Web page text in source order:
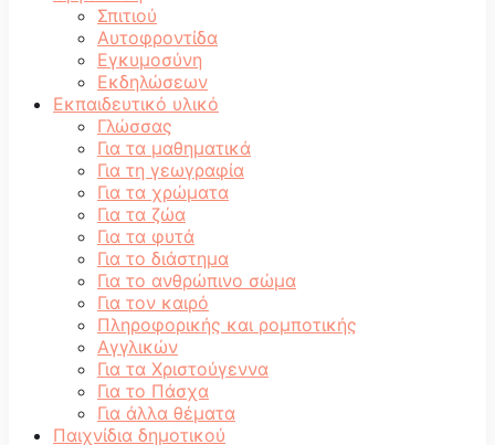
Σπιτιού
Αυτοφροντίδα
Εγκυμοσύνη
Εκδηλώσεων
Εκπαιδευτικό υλικό
Γλώσσας
Για τα μαθηματικά
Για τη γεωγραφία
Για τα χρώματα
Για τα ζώα
Για τα φυτά
Για το διάστημα
Για το ανθρώπινο σώμα
Για τον καιρό
Πληροφορικής και ρομποτικής
Αγγλικών
Για τα Χριστούγεννα
Για το Πάσχα
Για άλλα θέματα
Παιχνίδια δημοτικού